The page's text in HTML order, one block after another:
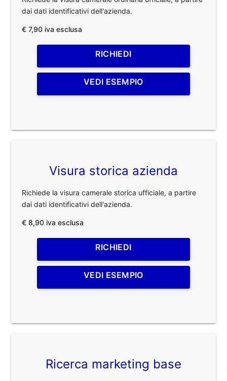
dai dati identificativi dell'azienda.
€ 7,90 iva esclusa
RICHIEDI
VEDI ESEMPIO
Visura storica azienda
Richiede la visura camerale storica ufficiale, a partire
dai dati identificativi dell'azienda.
€ 8,90 iva esclusa
RICHIEDI
VEDI ESEMPIO
Ricerca marketing base